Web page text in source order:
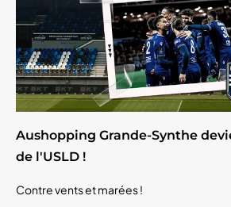
Aushopping Grande-Synthe
de l'USLD !
Contre vents et marées !